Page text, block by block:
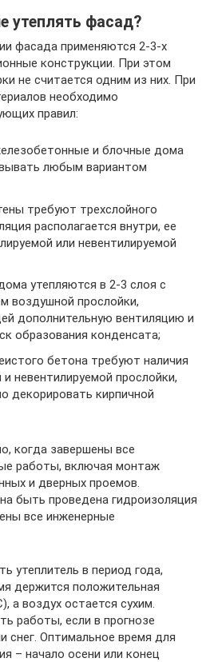
утеплять фасад?
фасада применяются 2-3-х
конструкции. При этом
не считается одним из них. При
необходимо
правил:
и блочные дома
любым вариантом
требуют трехслойного
располагается внутри, ее
или невентилируемой
утепляются в 2-3 слоя с
воздушной прослойки,
дополнительную вентиляцию и
образования конденсата;
бетона требуют наличия
невентилируемой прослойки,
декорировать кирпичной
когда завершены все
работы, включая монтаж
и дверных проемов.
быть проведена гидроизоляция
все инженерные
утеплитель в период года,
держится положительная
а воздух остается сухим.
работы, если в прогнозе
снег. Оптимальное время для
– начало осени или конец